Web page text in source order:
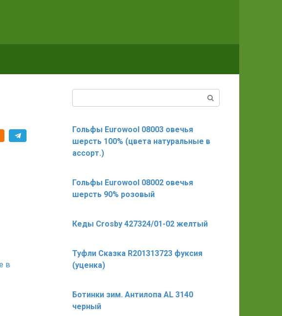
в
Гольфы Eurowool 08003 овечья
шерсть 100% (цвета натуральные в
ассорт.)
Гольфы Eurowool 08002 овечья
шерсть 90% розовый
Кеды Crosby 427324/01-02 желтый
Туфли Сказка R201313723 фуксия
(уценка)
Ботинки зим. Антилопа AL 3140
черный